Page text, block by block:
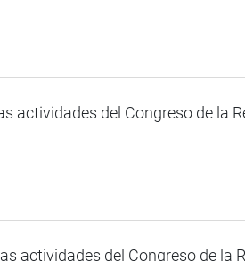
actividades del Congreso de la
actividades del Congreso de la